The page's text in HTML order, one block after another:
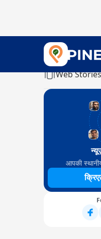
Home
Web Stories
आपकी